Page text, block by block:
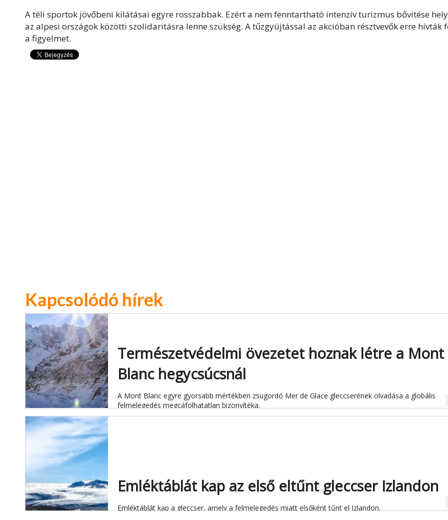
A téli sportok jövőbeni kilátásai egyre rosszabbak. Ezért a nem fenntartható intenzív turizmus bővítése
az alpesi országok közötti szolidaritásra lenne szükség. A tűzgyújtással az akcióban résztvevők erre hívták
a figyelmet.
Kapcsolódó hírek
Természetvédelmi övezetet hoznak létre a Mont
Blanc hegycsúcsnál
A Mont Blanc egyre gyorsabb mértékben zsugordó Mer de Glace gleccserének olvadása a globális
felmelegedés megcáfolhatatlan bizonyítéka.
Emléktáblát kap az első eltűnt gleccser Izlandon
Emléktáblát kap a gleccser, amely a felmelegedés miatt elsőként tűnt el Izlandon.